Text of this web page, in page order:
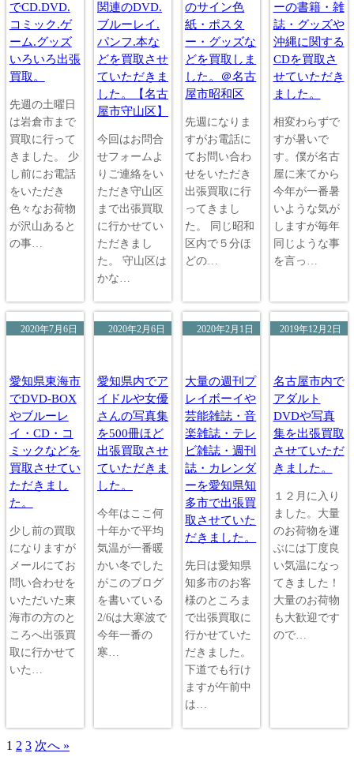
でCD.DVD.
コミック.ゲ
ーム.グッズ
いろいろ出張
買取。
先週の土曜日
は岩倉市まで
買取に行って
きました。 少
し前にお電話
をいただき
色々なお荷物
が沢山あると
の事…
関連のDVD.
ブルーレイ.
パンフ.本な
どを買取させ
ていただきま
した。【名古
屋市守山区】
今回はお問合
せフォームよ
りご連絡をい
ただき守山区
まで出張買取
に行かせてい
ただきまし
た。 守山区は
かな…
のサイン色
紙・ポスタ
ー・グッズな
どを買取しま
した。＠名古
屋市昭和区
先週になりま
すがお電話に
てお問い合わ
せをいただき
出張買取に行
ってきまし
た。 同じ昭和
区内で５分ほ
どの…
ーの書籍・雑
誌・グッズや
沖縄に関する
CDを買取さ
せていただき
ました。
相変わらずで
すが暑いで
す。僕が名古
屋に来てから
今年が一番暑
いような気が
しますが毎年
同じような事
を言っ…
2020年7月6日
愛知県東海市
でDVD-BOX
やブルーレ
イ・CD・コ
ミックなどを
買取させてい
ただきまし
た。
少し前の買取
になりますが
メールにてお
問い合わせを
いただいた東
海市の方のと
ころへ出張買
取に行かせて
いた…
2020年2月6日
愛知県内でア
イドルや女優
さんの写真集
を500冊ほど
出張買取させ
ていただきま
した。
今年はここ何
十年かで平均
気温が一番暖
かい冬でした
がこのブログ
を書いている
2/6は大寒波で
今年一番の
寒…
2020年2月1日
大量の週刊プ
レイボーイや
芸能雑誌・音
楽雑誌・テレ
ビ雑誌・週刊
誌・カレンダ
ーを愛知県知
多市で出張買
取させていた
だきました。
先日は愛知県
知多市のお客
様のところま
で出張買取に
行かせていた
だきました。
下道でも行け
ますが午前中
は…
2019年12月2日
名古屋市内で
アダルト
DVDや写真
集を出張買取
させていただ
きました。
１２月に入り
ました。大量
のお荷物を運
ぶには丁度良
い気温になっ
てきました！
大量のお荷物
も大歓迎です
ので…
1 2 3 次へ »